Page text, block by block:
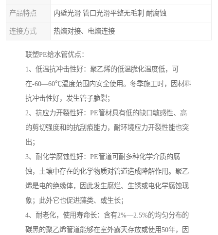
产品特点 内壁光滑 管口光滑平整无毛刺 耐腐蚀
连接方式 热熔对接、电熔连接
联塑PE给水管优点：
1、低温抗冲击性好：聚乙烯的低温脆化温度低，可
在-60—60℃温度范围内安全使用。冬季施工时，因材料
抗冲击性好，发生管子脆裂；
2、抗应力开裂性好：PE管材具有低的缺口敏感性、高
的剪切强度和的抗刮痕能力，耐环境应力开裂性能也突
出；
3、耐化学腐蚀性好：PE管道可耐多种化学介质的腐
蚀，土壤中存在的化学物质对管道造成降解作用。聚乙
烯是电的绝缘体，因此发生腐烂、生锈或电化学腐蚀现
象；此外它也促进藻类、或生长；
4、耐老化，使用寿命长：含有2%—2.5%的均匀分布的
碳黑的聚乙烯管道能够在室外露天存放或使用50年，因